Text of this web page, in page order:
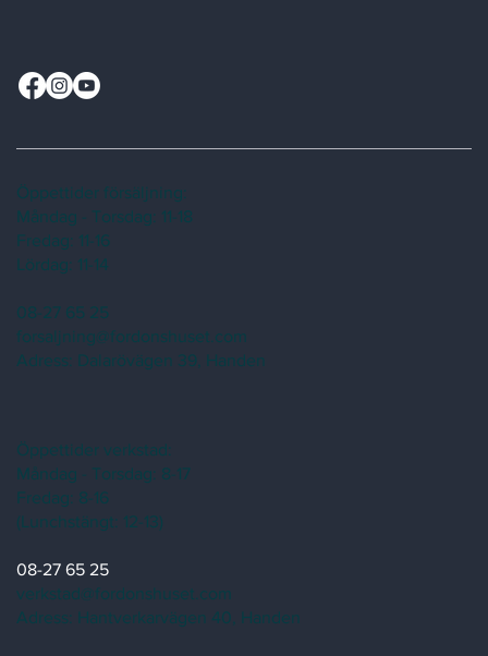
Öppettider försäljning:
Måndag - Torsdag: 11-18
Fredag: 11-16
Lördag: 11-14
08-27 65 25
forsaljning@fordonshuset.com
Adress: Dalarövägen 39, Handen
Öppettider verkstad:
Måndag - Torsdag: 8-17
Fredag: 8-16
(Lunchstängt: 12-13)
08-27 65 25
verkstad@fordonshuset.com
Adress: Hantverkarvägen 40, Handen